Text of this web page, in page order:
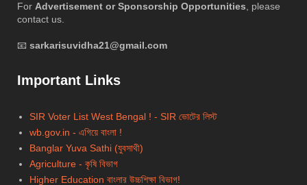
For Advertisement or Sponsorship Opportunities, please
contact us.
📧 sarkarisuvidha21@gmail.com
Important Links
SIR Voter List West Bengal ! - SIR ভোটের লিস্ট
wb.gov.in - এগিয়ে বাংলা !
Banglar Yuva Sathi (যুবসাথী)
Agriculture - কৃষি বিভাগ
Higher Education বাংলার উচ্চশিক্ষা বিভাগ!